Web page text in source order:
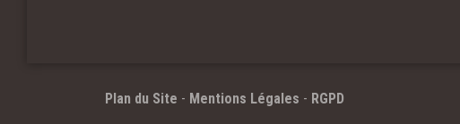
Plan du Site - Mentions Légales - RGPD